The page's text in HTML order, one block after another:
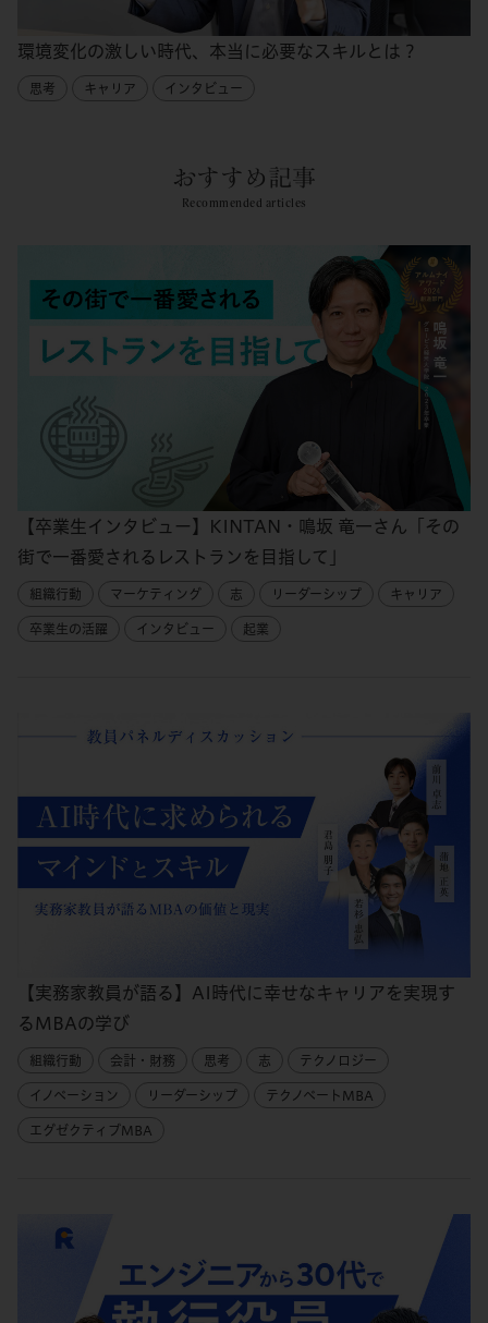
環境変化の激しい時代、本当に必要なスキルとは？
思考 キャリア インタビュー
おすすめ記事
Recommended articles
【卒業生インタビュー】KINTAN・鳴坂 竜一さん「その
街で一番愛されるレストランを目指して」
組織行動 マーケティング 志 リーダーシップ キャリア
卒業生の活躍 インタビュー 起業
【実務家教員が語る】AI時代に幸せなキャリアを実現す
るMBAの学び
組織行動 会計・財務 思考 志 テクノロジー
イノベーション リーダーシップ テクノベートMBA
エグゼクティブMBA